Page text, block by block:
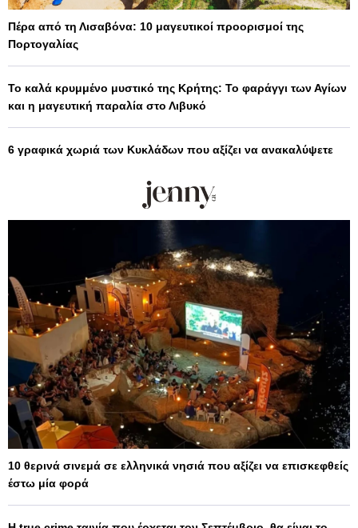
Πέρα από τη Λισαβόνα: 10 μαγευτικοί προορισμοί της
Πορτογαλίας
Το καλά κρυμμένο μυστικό της Κρήτης: Το φαράγγι των Αγίων
και η μαγευτική παραλία στο Λιβυκό
6 γραφικά χωριά των Κυκλάδων που αξίζει να ανακαλύψετε
10 θερινά σινεμά σε ελληνικά νησιά που αξίζει να επισκεφθείς
έστω μία φορά